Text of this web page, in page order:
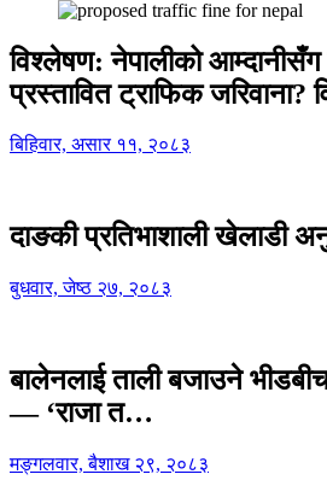
विश्लेषण: नेपालीको
प्रस्तावित ट्राफिक
बिहिवार, असार ११, २०८३
दाङकी प्रतिभाशाली खेलाडी
बुधवार, जेष्ठ २७, २०८३
बालेनलाई ताली बजाउने
— ‘राजा त…
मङ्गलवार, बैशाख २९, २०८३